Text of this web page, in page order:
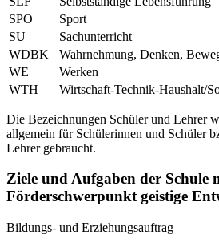
SPO
Sport
SU
Sachunterricht
WDBK
Wahrnehmung, Denken,
WE
Werken
WTH
Wirtschaft-Technik-Haushalt/
Die Bezeichnungen Schüler und Lehrer
allgemein für Schülerinnen und Schüler
Lehrer gebraucht.
Ziele und Aufgaben der Schule
Förderschwerpunkt geistige
Bildungs- und Erziehungsauftrag